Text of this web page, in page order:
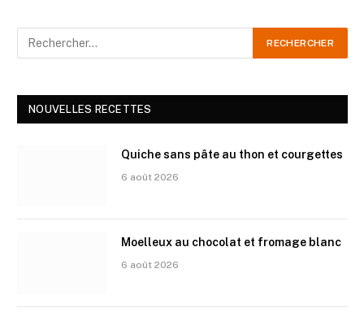
NOUVELLES RECETTES
Quiche sans pâte au thon et courgettes
6 août 2026
Moelleux au chocolat et fromage blanc
6 août 2026